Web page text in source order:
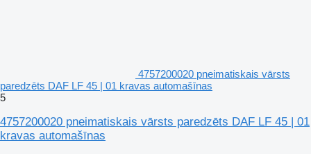
4757200020 pneimatiskais vārsts
paredzēts DAF LF 45 | 01 kravas automašīnas
5
4757200020 pneimatiskais vārsts paredzēts DAF LF 45 | 01
kravas automašīnas